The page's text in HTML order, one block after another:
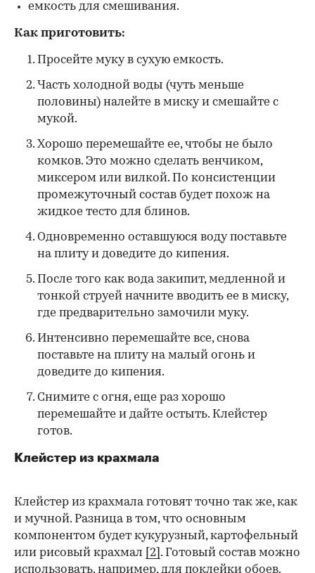
емкость для смешивания.
Как приготовить:
Просейте муку в сухую емкость.
Часть холодной воды (чуть меньше
половины) налейте в миску и смешайте с
мукой.
Хорошо перемешайте ее, чтобы не было
комков. Это можно сделать венчиком,
миксером или вилкой. По консистенции
промежуточный состав будет похож на
жидкое тесто для блинов.
Одновременно оставшуюся воду поставьте
на плиту и доведите до кипения.
После того как вода закипит, медленной и
тонкой струей начните вводить ее в миску,
где предварительно замочили муку.
Интенсивно перемешайте все, снова
поставьте на плиту на малый огонь и
доведите до кипения.
Снимите с огня, еще раз хорошо
перемешайте и дайте остыть. Клейстер
готов.
Клейстер из крахмала
Клейстер из крахмала готовят точно так же, как
и мучной. Разница в том, что основным
компонентом будет кукурузный, картофельный
или рисовый крахмал
[2] . Готовый состав можно
использовать, например, для поклейки обоев.